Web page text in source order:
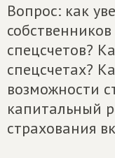
Вопрос: как
спецсчетов?
спецсчетах?
возможности
капитальный
страхования